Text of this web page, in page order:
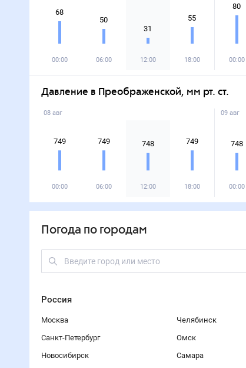
68
00:00
50
06:00
31
12:00
55
18:00
80
00:00
Давление в Преображенской, мм рт. ст.
08 авг
749
00:00
749
06:00
748
12:00
749
18:00
09 авг
748
00:00
Погода по городам
Россия
Москва
Санкт-Петербург
Новосибирск
Челябинск
Омск
Самара